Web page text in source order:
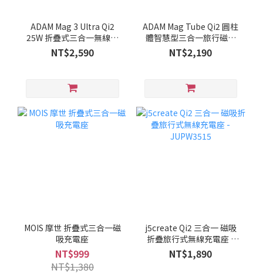
ADAM Mag 3 Ultra Qi2
25W 折疊式三合一無線充
電座
NT$2,590
ADAM Mag Tube Qi2 圓柱
體智慧型三合一旅行磁吸
無線充電座
NT$2,190
MOIS 摩世 折疊式三合一磁
吸充電座
NT$999
NT$1,380
j5create Qi2 三合一 磁吸
折疊旅行式無線充電座 -
JUPW3515
NT$1,890